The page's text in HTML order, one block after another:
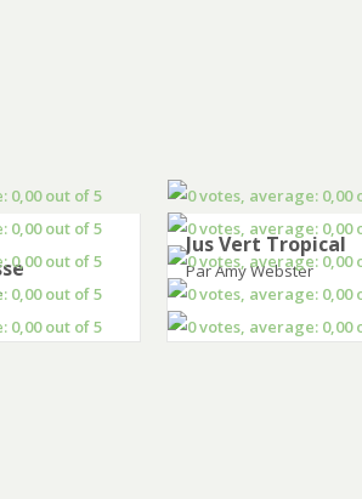
Jus Vert Tropical
Par Amy Webster